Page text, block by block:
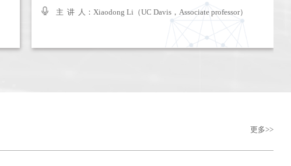
主 讲 人：Xiaodong Li（UC Davis，Associate professor）
主 讲 人：
更多